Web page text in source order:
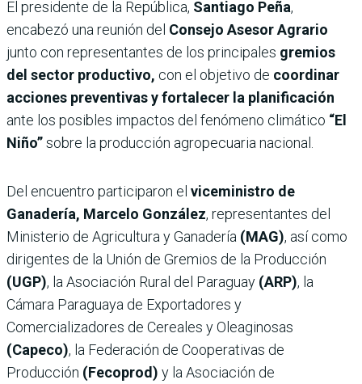
El presidente de la República, Santiago Peña,
encabezó una reunión del Consejo Asesor Agrario
junto con representantes de los principales gremios
del sector productivo, con el objetivo de coordinar
acciones preventivas y fortalecer la planificación
ante los posibles impactos del fenómeno climático “El
Niño”sobre la producción agropecuaria nacional.
Del encuentro participaron el viceministro de
Ganadería, Marcelo González, representantes del
Ministerio de Agricultura y Ganadería (MAG), así como
dirigentes de la Unión de Gremios de la Producción
(UGP), la Asociación Rural del Paraguay (ARP), la
Cámara Paraguaya de Exportadores y
Comercializadores de Cereales y Oleaginosas
(Capeco), la Federación de Cooperativas de
Producción (Fecoprod) y la Asociación de